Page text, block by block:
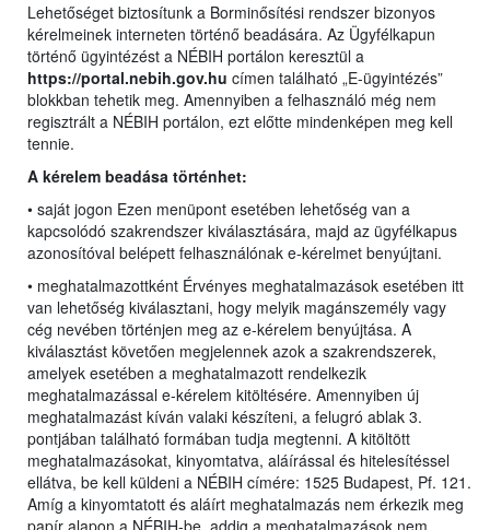
Lehetőséget biztosítunk a Borminősítési rendszer bizonyos
kérelmeinek interneten történő beadására. Az Ügyfélkapun
történő ügyintézést a NÉBIH portálon keresztül a
https://portal.nebih.gov.hu címen található „E-ügyintézés”
blokkban tehetik meg. Amennyiben a felhasználó még nem
regisztrált a NÉBIH portálon, ezt előtte mindenképen meg kell
tennie.
A kérelem beadása történhet:
• saját jogon Ezen menüpont esetében lehetőség van a
kapcsolódó szakrendszer kiválasztására, majd az ügyfélkapus
azonosítóval belépett felhasználónak e-kérelmet benyújtani.
• meghatalmazottként Érvényes meghatalmazások esetében itt
van lehetőség kiválasztani, hogy melyik magánszemély vagy
cég nevében történjen meg az e-kérelem benyújtása. A
kiválasztást követően megjelennek azok a szakrendszerek,
amelyek esetében a meghatalmazott rendelkezik
meghatalmazással e-kérelem kitöltésére. Amennyiben új
meghatalmazást kíván valaki készíteni, a felugró ablak 3.
pontjában található formában tudja megtenni. A kitöltött
meghatalmazásokat, kinyomtatva, aláírással és hitelesítéssel
ellátva, be kell küldeni a NÉBIH címére: 1525 Budapest, Pf. 121.
Amíg a kinyomtatott és aláírt meghatalmazás nem érkezik meg